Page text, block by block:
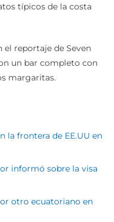
típicos de la costa
el reportaje de Seven
un bar completo con
margaritas.
la frontera de EE.UU en
informó sobre la visa
otro ecuatoriano en